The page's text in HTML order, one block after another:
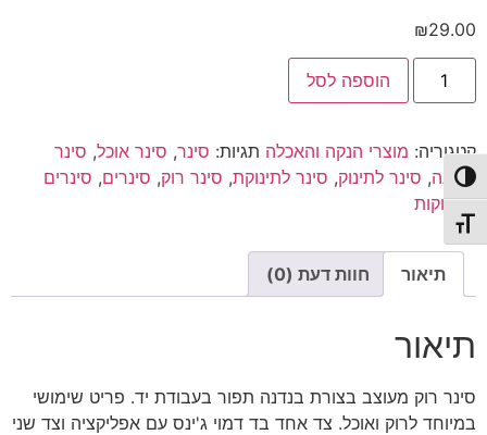
הפעל/כבה ניגודיות גבוהה
מתג גודל גופן
₪29.00
כמות
סינר
סינר
לתינוק
|
סינר
בנדנה
הוספה לסל
קטגוריה: מוצרי הנקה והאכלה תגיות: סינר, סינר אוכל, סינר
בנדנה, סינר לתינוק, סינר לתינוקת, סינר רוק, סינרים, סינרים
לתינוקות
תיאור חוות דעת (0)
תיאור
סינר רוק מעוצב בצורת בנדנה תפור בעבודת יד. פריט שימושי
במיוחד לרוק ואוכל. צד אחד בד דמוי ג'ינס עם אפליקציה וצד שני